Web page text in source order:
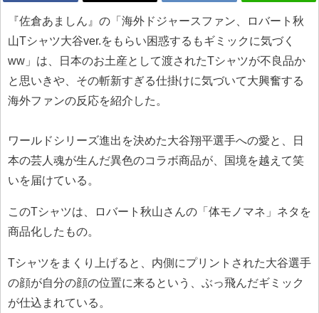
『佐倉あましん』の「海外ドジャースファン、ロバート秋
山Tシャツ大谷ver.をもらい困惑するもギミックに気づく
ww」は、日本のお土産として渡されたTシャツが不良品か
と思いきや、その斬新すぎる仕掛けに気づいて大興奮する
海外ファンの反応を紹介した。
ワールドシリーズ進出を決めた大谷翔平選手への愛と、日
本の芸人魂が生んだ異色のコラボ商品が、国境を越えて笑
いを届けている。
このTシャツは、ロバート秋山さんの「体モノマネ」ネタを
商品化したもの。
Tシャツをまくり上げると、内側にプリントされた大谷選手
の顔が自分の顔の位置に来るという、ぶっ飛んだギミック
が仕込まれている。